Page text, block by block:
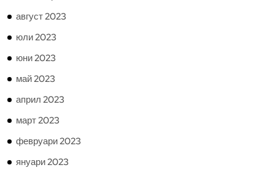
август 2023
юли 2023
юни 2023
май 2023
април 2023
март 2023
февруари 2023
януари 2023